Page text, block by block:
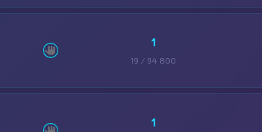
1
19 / 94 800
1